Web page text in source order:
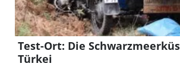
Test-Ort: Die
Türkei